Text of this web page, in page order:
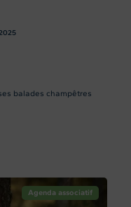
balades champêtres
Agenda associatif